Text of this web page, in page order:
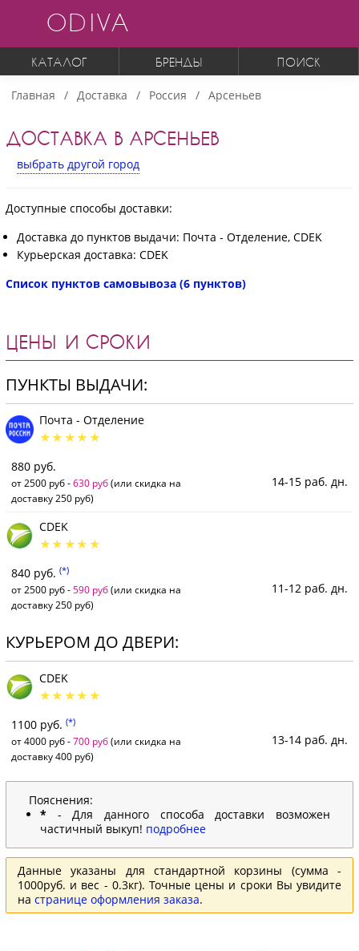
ODIVA
КАТАЛОГ БРЕНДЫ ПОИСК
Главная Доставка Россия Арсеньев
ДОСТАВКА В АРСЕНЬЕВ
выбрать другой город
Доступные способы доставки:
Доставка до пунктов выдачи: Почта - Отделение, CDEK
Курьерская доставка: CDEK
Список пунктов самовывоза (6 пунктов)
ЦЕНЫ И СРОКИ
ПУНКТЫ ВЫДАЧИ:
Почта - Отделение
880 руб.
от 2500 руб -630 руб(или скидка на
доставку 250 руб)
14-15 раб. дн.
CDEK
840 руб. (*)
от 2500 руб -590 руб(или скидка на
доставку 250 руб)
11-12 раб. дн.
КУРЬЕРОМ ДО ДВЕРИ:
CDEK
1100 руб. (*)
от 4000 руб -700 руб(или скидка на
доставку 400 руб)
13-14 раб. дн.
Пояснения:
* - Для данного способа доставки возможен
частичный выкуп! подробнее
Данные указаны для стандартной корзины (сумма -
1000руб. и вес - 0.3кг). Точные цены и сроки Вы увидите
на странице оформления заказа.